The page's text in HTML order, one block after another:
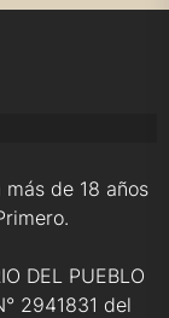
más de 18 años
DEL PUEBLO
2941831 del